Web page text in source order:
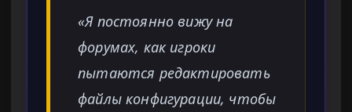
«Я постоянно вижу на
форумах, как игроки
пытаются редактировать
файлы конфигурации, чтобы